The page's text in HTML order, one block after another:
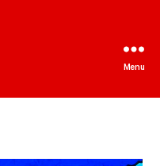
Menu